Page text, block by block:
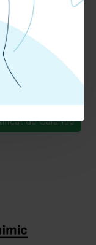
un cont nou
de Garantie